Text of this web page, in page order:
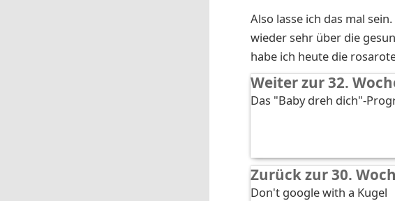
Also lasse ich das mal
wieder sehr über die
habe ich heute die
Weiter zur 32.
Das "Baby dreh dich"-
Zurück zur 30.
Don't google with a Kugel